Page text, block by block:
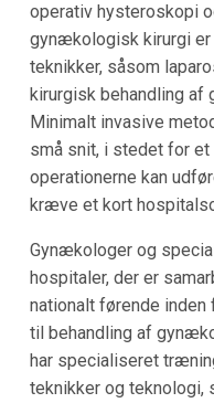
operativ hysteroskopi
gynækologisk kirurgi er
teknikker, såsom
kirurgisk behandling
Minimalt invasive
små snit, i stedet for
operationerne kan
kræve et kort
Gynækologer og
hospitaler, der er
nationalt førende
til behandling af
har specialiseret
teknikker og teknologi,